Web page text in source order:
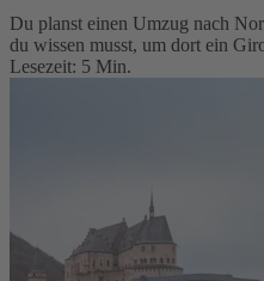
Du planst einen Umzug nach
du wissen musst, um dort ein
Lesezeit: 5 Min.